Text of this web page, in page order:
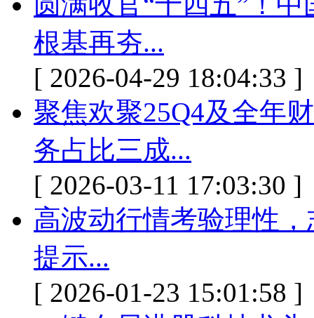
根基再夯...
[ 2026-04-29 18:04:33 ]
聚焦欢聚25Q4及全年
务占比三成...
[ 2026-03-11 17:03:30 ]
高波动行情考验理性
提示...
[ 2026-01-23 15:01:58 ]